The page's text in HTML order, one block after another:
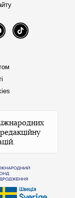
YouTube TikTok